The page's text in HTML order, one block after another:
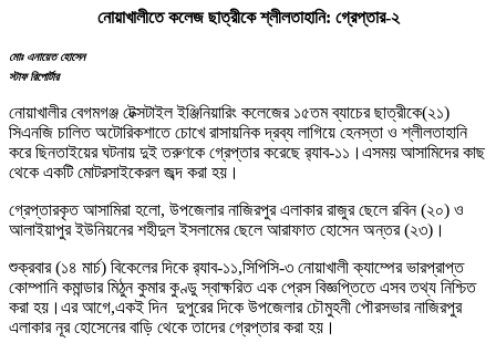
নোয়াখালীতে কলেজ ছাত্রীকে শ্লীলতাহানি: গ্রেপ্তার-২
মোঃ এনায়েত হোসেন
স্টাফ রিপোর্টার
নোয়াখালীর বেগমগঞ্জ টেক্সটাইল ইঞ্জিনিয়ারিং কলেজের ১৫তম ব্যাচের ছাত্রীকে(২১)
সিএনজি চালিত অটোরিকশাতে চোখে রাসায়নিক দ্রব্য লাগিয়ে হেনস্তা ও শ্লীলতাহানি
করে ছিনতাইয়ের ঘটনায় দুই তরুণকে গ্রেপ্তার করেছে র‍্যাব-১১।এসময় আসামিদের কাছ
থেকে একটি মোটরসাইকেরল জব্দ করা হয়।
গ্রেপ্তারকৃত আসামিরা হলো, উপজেলার নাজিরপুর এলাকার রাজুর ছেলে রবিন (২০) ও
আলাইয়াপুর ইউনিয়নের শহীদুল ইসলামের ছেলে আরাফাত হোসেন অন্তর (২৩)।
শুক্রবার (১৪ মার্চ) বিকেলের দিকে র‍্যাব-১১,সিপিসি-৩ নোয়াখালী ক্যাম্পের ভারপ্রাপ্ত
কোম্পানি কমান্ডার মিঠুন কুমার কুণ্ডু স্বাক্ষরিত এক প্রেস বিজ্ঞপ্তিতে এসব তথ্য নিশ্চিত
করা হয়।এর আগে,একই দিন দুপুরের দিকে উপজেলার চৌমুহনী পৌরসভার নাজিরপুর
এলাকার নূর হোসেনের বাড়ি থেকে তাদের গ্রেপ্তার করা হয়।